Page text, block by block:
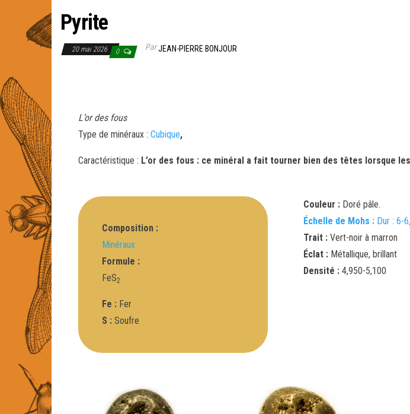
Pyrite
20 mai 2026 0 ParJEAN-PIERRE BONJOUR
L’or des fous
Type de minéraux : Cubique,
Caractéristique : L’or des fous : ce minéral a fait tourner bien des têtes lorsque
Composition :
Minéraux
Formule :
FeS2
Fe : Fer
S : Soufre
Couleur :Doré pâle.
Échelle de Mohs : Dur : 6-
Trait :Vert-noir à marron
Éclat :Métallique, brillant
Densité :4,950-5,100